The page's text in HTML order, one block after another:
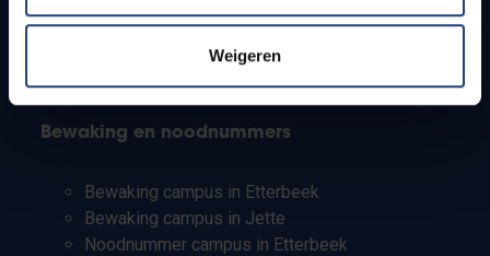
Weigeren
Leerkrachten en secundaire scholen
Bewaking en noodnummers
Bewaking campus in Etterbeek
Bewaking campus in Jette
Noodnummer campus in Etterbeek